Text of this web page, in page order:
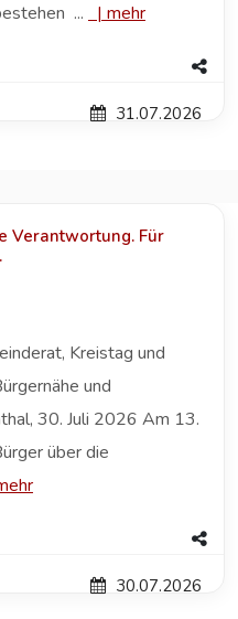
...
| mehr
31.07.2026
Verantwortung. Für
Kreistag und
und
30. Juli 2026 Am 13.
über die
30.07.2026